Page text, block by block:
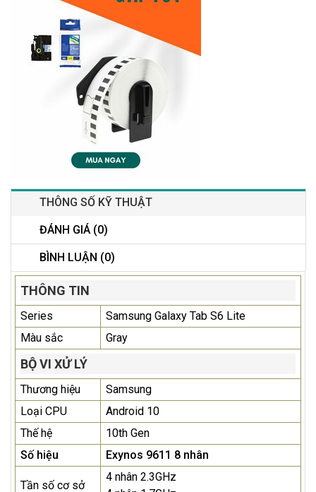
THÔNG SỐ KỸ THUẬT
ĐÁNH GIÁ (0)
BÌNH LUẬN (0)
THÔNG TIN
Series
Samsung Galaxy Tab S6 Lite
Màu sắc
Gray
BỘ VI XỬ LÝ
Thương hiệu
Samsung
Loại CPU
Android 10
Thế hệ
10th Gen
Số hiệu
Exynos 9611 8 nhân
Tần số cơ sở
4 nhân 2.3GHz